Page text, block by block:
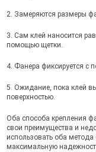
2. Замеряются размеры
3. Сам клей наносится
помощью щетки.
4. Фанера фиксируется с
5. Ожидание, пока клей
поверхностью.
Оба способа крепления
свои преимущества и
использовать оба
максимальную